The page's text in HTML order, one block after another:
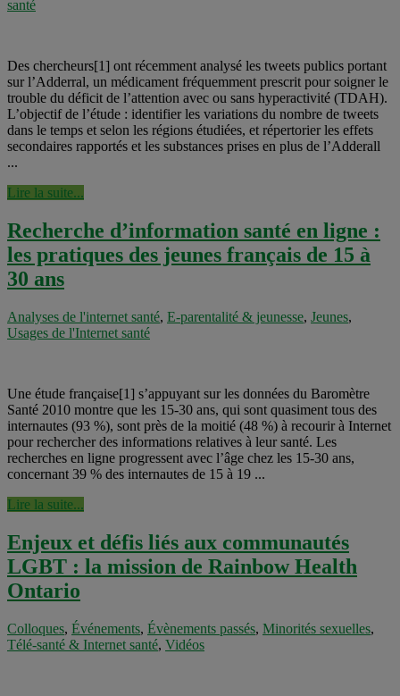
santé
Des chercheurs[1] ont récemment analysé les tweets publics portant
sur l’Adderral, un médicament fréquemment prescrit pour soigner le
trouble du déficit de l’attention avec ou sans hyperactivité (TDAH).
L’objectif de l’étude : identifier les variations du nombre de tweets
dans le temps et selon les régions étudiées, et répertorier les effets
secondaires rapportés et les substances prises en plus de l’Adderall
...
Lire la suite...
Recherche d’information santé en ligne :
les pratiques des jeunes français de 15 à
30 ans
Analyses de l'internet santé, E-parentalité & jeunesse, Jeunes,
Usages de l'Internet santé
Une étude française[1] s’appuyant sur les données du Baromètre
Santé 2010 montre que les 15-30 ans, qui sont quasiment tous des
internautes (93 %), sont près de la moitié (48 %) à recourir à Internet
pour rechercher des informations relatives à leur santé. Les
recherches en ligne progressent avec l’âge chez les 15-30 ans,
concernant 39 % des internautes de 15 à 19 ...
Lire la suite...
Enjeux et défis liés aux communautés
LGBT : la mission de Rainbow Health
Ontario
Colloques, Événements, Évènements passés, Minorités sexuelles,
Télé-santé & Internet santé, Vidéos